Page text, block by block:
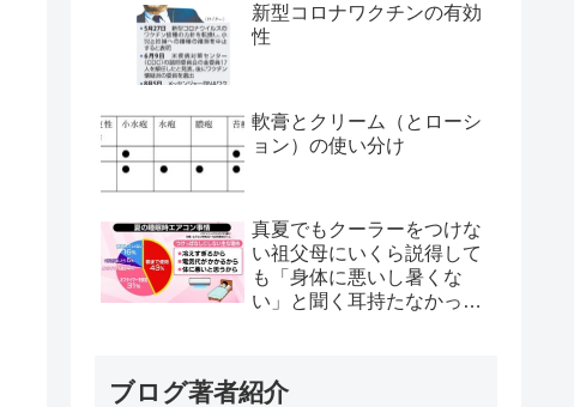
新型コロナワクチンの有効
性
軟膏とクリーム（とローシ
ョン）の使い分け
真夏でもクーラーをつけな
い祖父母にいくら説得して
も「身体に悪いし暑くな
い」と聞く耳持たなかった
ブログ著者紹介